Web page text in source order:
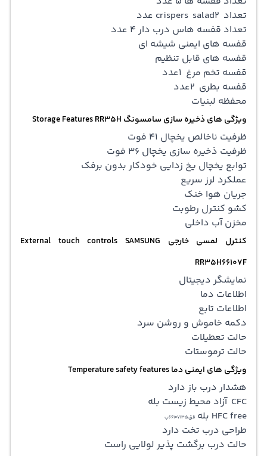
تعداد crispers salad2 عدد
تعداد قفسه هاس درب دار 4 عدد
قفسه های ایمنی شیشه ای
قفسه های قابل تنظیم
قفسه تخم مرغ 1عدد
قفسه بطری 2عدد
محفظه لبنیات
ویژگی های ذخیره سازی سامسونگ Storage Features RR35H
ظرفیت ناخالص یخچال 41 فوت
ظرفیت ذخیره سازی یخچال 36 فوت
توابع یخچال یخ زدایی خودکار بدون برفک
عملکرد لرز سریع
جریان هوا خنک
کشو کنترل رطوبت
مخزن آب داخلی
کنترل لمسی خارجی External touch controls SAMSUNG
RR35H66107F
نمایشگر دیجیتال
اطلاعات دما
اطلاعات تابع
دکمه خاموش و روشن سرد
حالت تعطیلات
حالت ترموستات
ویژگی های ایمنی دما Temperature safety features
هشدار درب باز دارد
CFC آزاد محیط زیست بله
HFC free بله
قق35ا66107ب
طراحی درب تخت دارد
حالت درب برگشت پذیر لولایی راست